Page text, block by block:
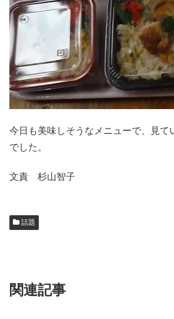
今日も美味しそうなメニューで、見て
でした。
文責 杉山智子
話題
関連記事